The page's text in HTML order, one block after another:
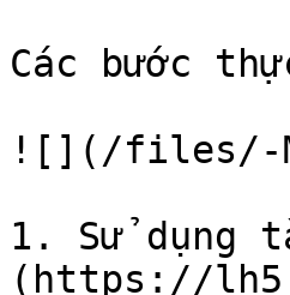
Các bước
![](/files/-
1. Sử dụng
(https://